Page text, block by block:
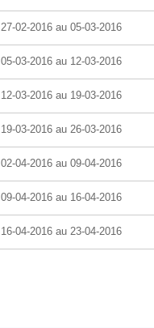
27-02-2016 au 05-03-2016
05-03-2016 au 12-03-2016
12-03-2016 au 19-03-2016
19-03-2016 au 26-03-2016
02-04-2016 au 09-04-2016
09-04-2016 au 16-04-2016
16-04-2016 au 23-04-2016